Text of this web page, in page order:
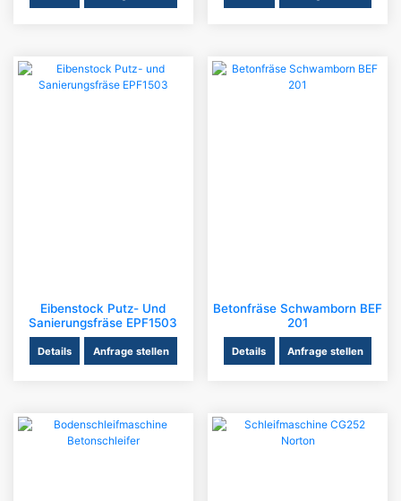
Eibenstock Putz- Und
Sanierungsfräse EPF1503
Details Anfrage stellen
Betonfräse Schwamborn BEF
201
Details Anfrage stellen